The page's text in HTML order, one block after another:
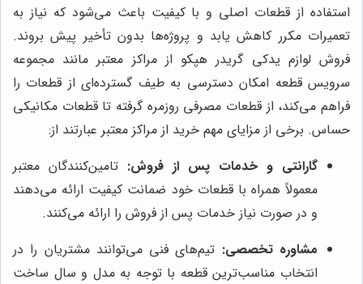
استفاده از قطعات اصلی و با کیفیت باعث می‌شود که نیاز به
تعمیرات مکرر کاهش یابد و پروژه‌ها بدون تأخیر پیش بروند.
فروش لوازم يدكى گريدر هپكو از مراکز معتبر مانند مجموعه
سرویس قطعه امکان دسترسی به طیف گسترده‌ای از قطعات را
فراهم می‌کند، از قطعات مصرفی روزمره گرفته تا قطعات مکانیکی
حساس. برخی از مزایای مهم خرید از مراکز معتبر عبارتند از:
گارانتی و خدمات پس از فروش: تامین‌کنندگان معتبر
معمولاً همراه با قطعات خود ضمانت کیفیت ارائه می‌دهند
و در صورت نیاز خدمات پس از فروش را ارائه می‌کنند.
مشاوره تخصصی: تیم‌های فنی می‌توانند مشتریان را در
انتخاب مناسب‌ترین قطعه با توجه به مدل و سال ساخت